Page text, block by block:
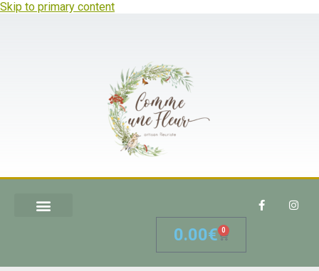
Skip to primary content
0.00€ 0